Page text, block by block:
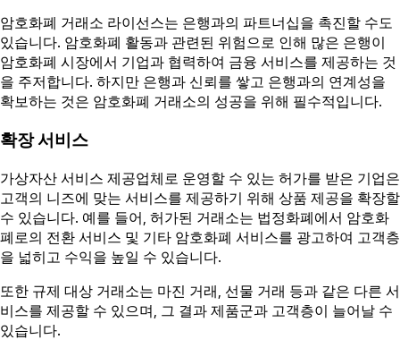
암호화폐 거래소 라이선스는 은행과의 파트너십을 촉진할 수도
있습니다. 암호화폐 활동과 관련된 위험으로 인해 많은 은행이
암호화폐 시장에서 기업과 협력하여 금융 서비스를 제공하는 것
을 주저합니다. 하지만 은행과 신뢰를 쌓고 은행과의 연계성을
확보하는 것은 암호화폐 거래소의 성공을 위해 필수적입니다.
확장 서비스
가상자산 서비스 제공업체로 운영할 수 있는 허가를 받은 기업은
고객의 니즈에 맞는 서비스를 제공하기 위해 상품 제공을 확장할
수 있습니다. 예를 들어, 허가된 거래소는 법정화폐에서 암호화
폐로의 전환 서비스 및 기타 암호화폐 서비스를 광고하여 고객층
을 넓히고 수익을 높일 수 있습니다.
또한 규제 대상 거래소는 마진 거래, 선물 거래 등과 같은 다른 서
비스를 제공할 수 있으며, 그 결과 제품군과 고객층이 늘어날 수
있습니다.